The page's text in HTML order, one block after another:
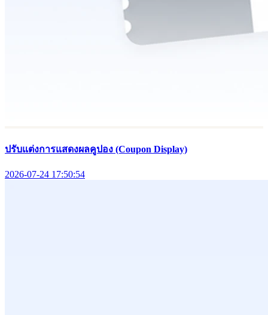
ปรับแต่งการแสดงผลคูปอง (Coupon Display)
2026-07-24 17:50:54